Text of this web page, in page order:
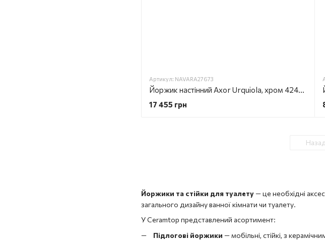
Йоржики та стійки для туалету— це необхідні
загального дизайну ванної кімнати чи туалету.
У Ceramtop представлений асортимент:
Підлогові йоржики — мобільні, стійкі, з
Артикул: NAVARA27673
Йоржик настінний Axor Urquiola, хром 42435000
17 455 грн
Назад